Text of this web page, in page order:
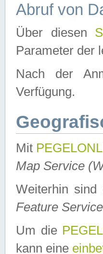
Abruf von
Über diesen
Parameter der
Nach der
Verfügung.
Mit
Map Service
Weiterhin
Feature
Um die
kann eine